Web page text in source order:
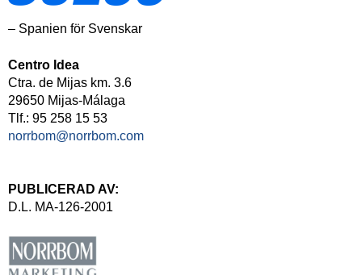
– Spanien för Svenskar
Centro Idea
Ctra. de Mijas km. 3.6
29650 Mijas-Málaga
Tlf.: 95 258 15 53
norrbom@norrbom.com
PUBLICERAD AV:
D.L. MA-126-2001